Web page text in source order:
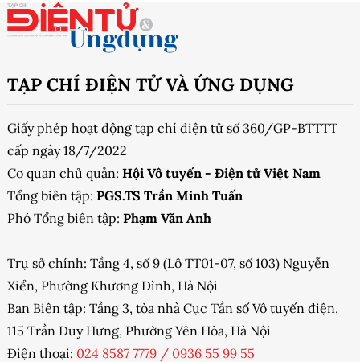
TẠP CHÍ ĐIỆN TỬ VÀ ỨNG DỤNG
Giấy phép hoạt động tạp chí điện tử số 360/GP-BTTTT
cấp ngày 18/7/2022
Cơ quan chủ quản: Hội Vô tuyến - Điện tử Việt Nam
Tổng biên tập: PGS.TS Trần Minh Tuấn
Phó Tổng biên tập: Phạm Văn Anh
Trụ sở chính: Tầng 4, số 9 (Lô TT01-07, số 103) Nguyễn
Xiển, Phường Khương Đình, Hà Nội
Ban Biên tập: Tầng 3, tòa nhà Cục Tần số Vô tuyến điện,
115 Trần Duy Hưng, Phường Yên Hòa, Hà Nội
Điện thoại: 024 8587 7779 / 0936 55 99 55